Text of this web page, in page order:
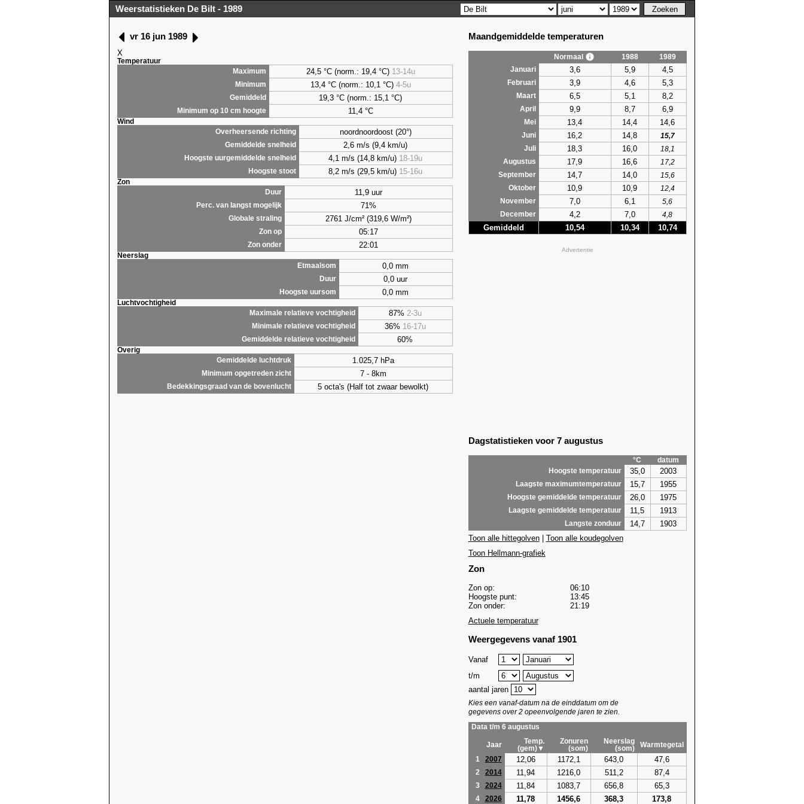
Weerstatistieken De Bilt - 1989
vr 16 jun 1989
X
Temperatuur
Maximum
24,5 °C (norm.: 19,4 °C) 13-14u
Minimum 13,4 °C (norm.: 10,1 °C) 4-5u
Gemiddeld 19,3 °C (norm.: 15,1 °C)
Minimum op 10 cm hoogte 11,4 °C
Wind
Overheersende richting
noordnoordoost (20°)
Gemiddelde snelheid 2,6 m/s (9,4 km/u)
Hoogste uurgemiddelde snelheid 4,1 m/s (14,8 km/u) 18-19u
Hoogste stoot 8,2 m/s (29,5 km/u) 15-16u
Zon
Duur
11,9 uur
Perc. van langst mogelijk 71%
Globale straling 2761 J/cm² (319,6 W/m²)
Zon op 05:17
Zon onder 22:01
Neerslag
Etmaalsom
0,0 mm
Duur 0,0 uur
Hoogste uursom 0,0 mm
Luchtvochtigheid
Maximale relatieve vochtigheid
87% 2-3u
Minimale relatieve vochtigheid 36% 16-17u
Gemiddelde relatieve vochtigheid 60%
Overig
Gemiddelde luchtdruk
1.025,7 hPa
Minimum opgetreden zicht 7 - 8km
Bedekkingsgraad van de bovenlucht 5 octa's (Half tot zwaar bewolkt)
Maandgemiddelde temperaturen
Normaal 1988
1989
Januari
3,6 5,9 4,5
Februari 3,9 4,6 5,3
Maart 6,5 5,1 8,2
April 9,9 8,7 6,9
Mei 13,4 14,4 14,6
Juni 16,2 14,8
15,7
Juli
18,3 16,0
18,1
Augustus
17,9 16,6
17,2
September
14,7 14,0
15,6
Oktober
10,9 10,9
12,4
November
7,0 6,1
5,6
December
4,2 7,0 4,8
Gemiddeld 10,54 10,34 10,74
Advertentie
Dagstatistieken voor 7 augustus
°C
datum
Hoogste temperatuur
35,0 2003
Laagste maximumtemperatuur 15,7 1955
Hoogste gemiddelde temperatuur 26,0 1975
Laagste gemiddelde temperatuur 11,5 1913
Langste zonduur 14,7
1903
Toon alle hittegolven| Toon alle koudegolven
Toon Hellmann-grafiek
Zon
Zon op:
06:10
Hoogste punt:
13:45
Zon onder:
21:19
Actuele temperatuur
Weergegevens vanaf 1901
Vanaf
t/m
aantal jaren
Kies een vanaf-datum na de einddatum om de
gegevens over 2 opeenvolgende jaren te zien.
Data t/m 6 augustus
Jaar
Temp.
(gem)▼
Zonuren
(som)
Neerslag
(som)
Warmtegetal
1
2007 12,06 1172,1 643,0 47,6
2 2014 11,94 1216,0 511,2 87,4
3 2024 11,84 1083,7 656,8 65,3
4 2026 11,78 1456,6 368,3 173,8